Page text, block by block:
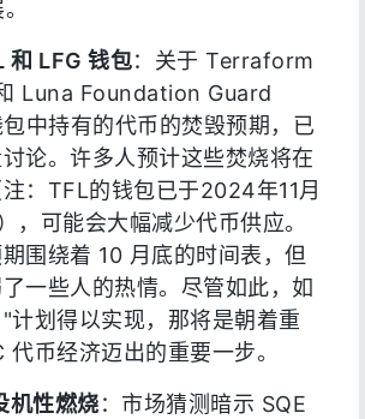
和 LFG 钱包：关于 Terraform
Luna Foundation Guard
中持有的代币的焚毁预期，已
论。许多人预计这些焚烧将在
：TFL的钱包已于2024年11月
，可能会大幅减少代币供应。
围绕着 10 月底的时间表，但
一些人的热情。尽管如此，如
计划得以实现，那将是朝着重
币经济迈出的重要一步。
机性燃烧：市场猜测暗示 SQE